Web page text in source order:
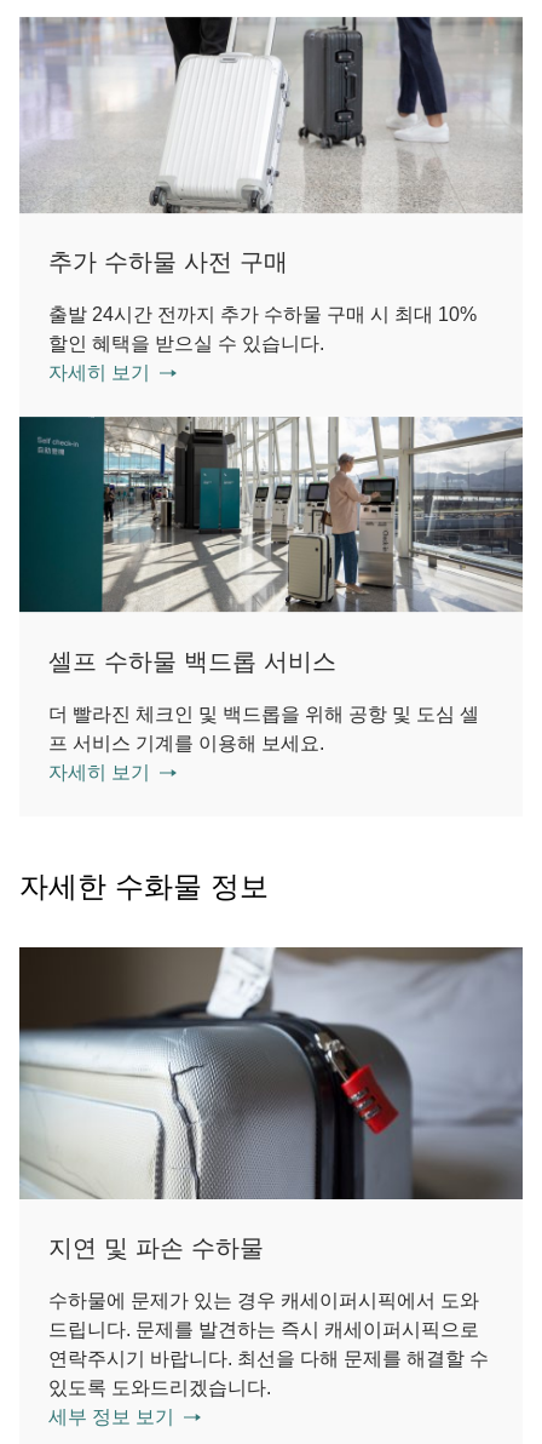
추가 수하물 사전 구매
출발 24시간 전까지 추가 수하물 구매 시 최대 10%
할인 혜택을 받으실 수 있습니다.
자세히 보기
셀프 수하물 백드롭 서비스
더 빨라진 체크인 및 백드롭을 위해 공항 및 도심 셀
프 서비스 기계를 이용해 보세요.
자세히 보기
자세한 수화물 정보
지연 및 파손 수하물
수하물에 문제가 있는 경우 캐세이퍼시픽에서 도와
드립니다. 문제를 발견하는 즉시 캐세이퍼시픽으로
연락주시기 바랍니다. 최선을 다해 문제를 해결할 수
있도록 도와드리겠습니다.
세부 정보 보기